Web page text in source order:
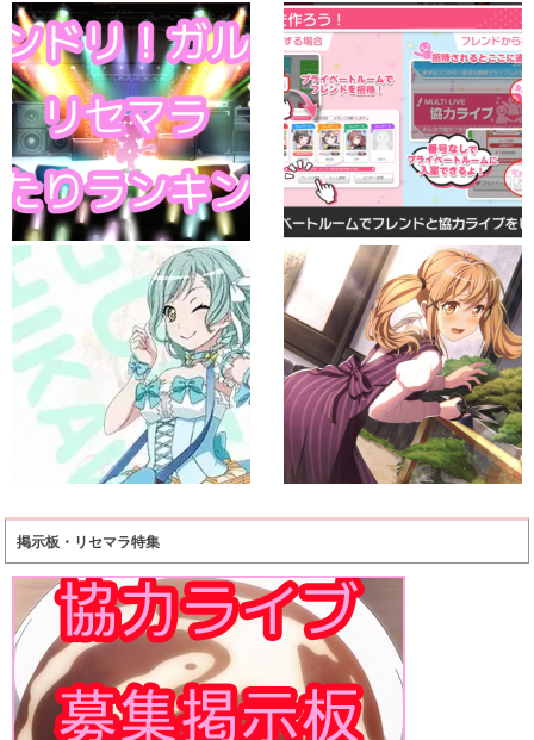
掲示板・リセマラ特集